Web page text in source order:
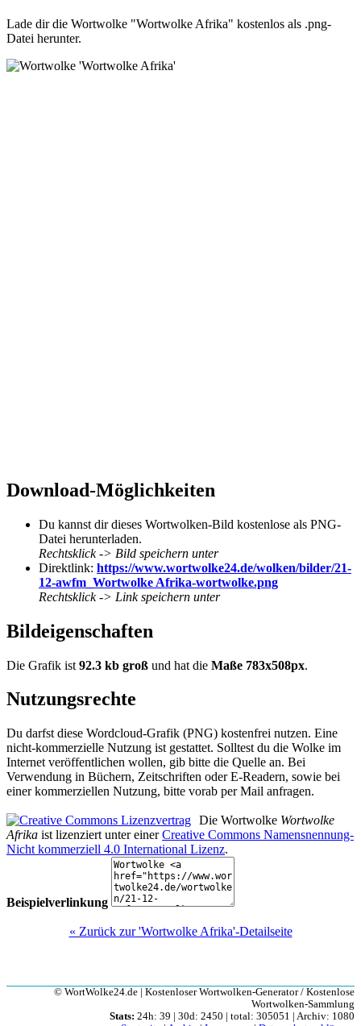
Lade dir die Wortwolke "Wortwolke Afrika" kostenlos als .png-
Datei herunter.
Download-Möglichkeiten
Du kannst dir dieses Wortwolken-Bild kostenlose als PNG-
Datei herunterladen.
Rechtsklick -> Bild speichern unter
Direktlink: https://www.wortwolke24.de/wolken/bilder/21-
12-awfm_Wortwolke Afrika-wortwolke.png
Rechtsklick -> Link speichern unter
Bildeigenschaften
Die Grafik ist 92.3 kb groß und hat die Maße 783x508px.
Nutzungsrechte
Du darfst diese Wordcloud-Grafik (PNG) kostenfrei nutzen. Eine
nicht-kommerzielle Nutzung ist gestattet. Solltest du die Wolke im
Internet veröffentlichen wollen, gib bitte die Quelle an. Bei
Verwendung in Büchern, Zeitschriften oder E-Readern, sowie bei
einer kommerziellen Nutzung, bitte vorab per Mail anfragen.
Die Wortwolke Wortwolke
Afrika ist lizenziert unter einerCreative Commons Namensnennung-
Nicht kommerziell 4.0 International Lizenz.
Beispielverlinkung
« Zurück zur 'Wortwolke Afrika'-Detailseite
© WortWolke24.de | Kostenloser Wortwolken-Generator / Kostenlose
Wortwolken-Sammlung
Stats: 24h: 39 | 30d: 2450 | total: 305051 | Archiv: 1080